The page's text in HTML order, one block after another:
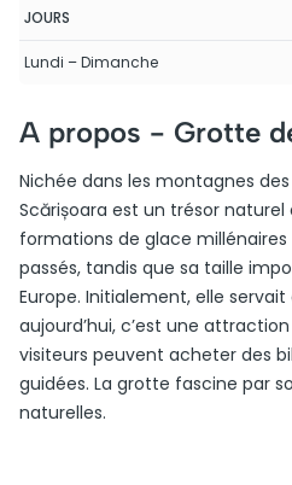
JOURS
Lundi – Dimanche
A propos - Grotte
Nichée dans les montagnes
Scărișoara est un trésor naturel
formations de glace
passés, tandis que sa taille
Europe. Initialement, elle
aujourd’hui, c’est une
visiteurs peuvent acheter des
guidées. La grotte fascine par
naturelles.